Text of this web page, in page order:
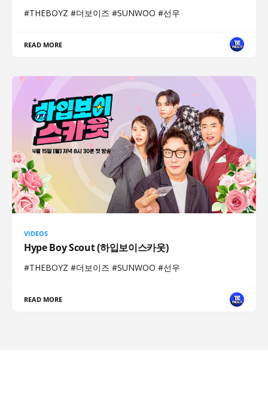
#THEBOYZ #더보이즈 #SUNWOO #선우
READ MORE
VIDEOS
Hype Boy Scout (하입보이스카웃)
#THEBOYZ #더보이즈 #SUNWOO #선우
READ MORE